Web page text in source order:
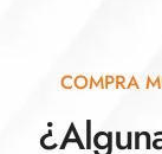
COMPRA